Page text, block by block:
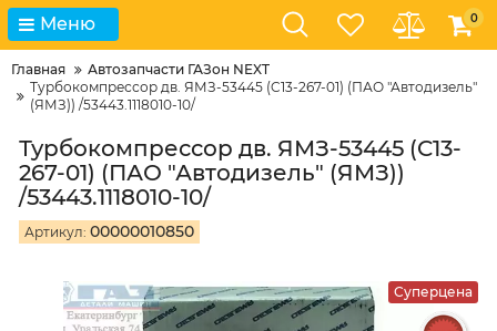
Меню 0
Главная
Автозапчасти ГАЗон NEXT
Турбокомпрессор дв. ЯМЗ-53445 (C13-267-01) (ПАО "Автодизель"
(ЯМЗ)) /53443.1118010-10/
Турбокомпрессор дв. ЯМЗ-53445 (C13-
267-01) (ПАО "Автодизель" (ЯМЗ))
/53443.1118010-10/
Артикул: 00000010850
Суперцена